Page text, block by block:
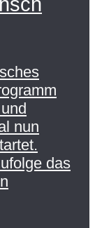
nun
das